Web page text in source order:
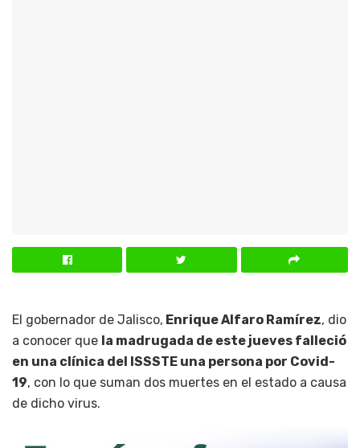
El gobernador de Jalisco, Enrique Alfaro Ramírez, dio
a conocer que la madrugada de este jueves falleció
en una clínica del ISSSTE una persona por Covid-
19, con lo que suman dos muertes en el estado a causa
de dicho virus.